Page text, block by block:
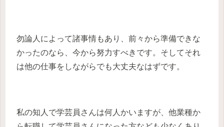
勿論人によって諸事情もあり、前々から準備できな
かったのなら、今から努力すべきです。そしてそれ
は他の仕事をしながらでも大丈夫なはずです。
私の知人で学芸員さんは何人かいますが、他業種か